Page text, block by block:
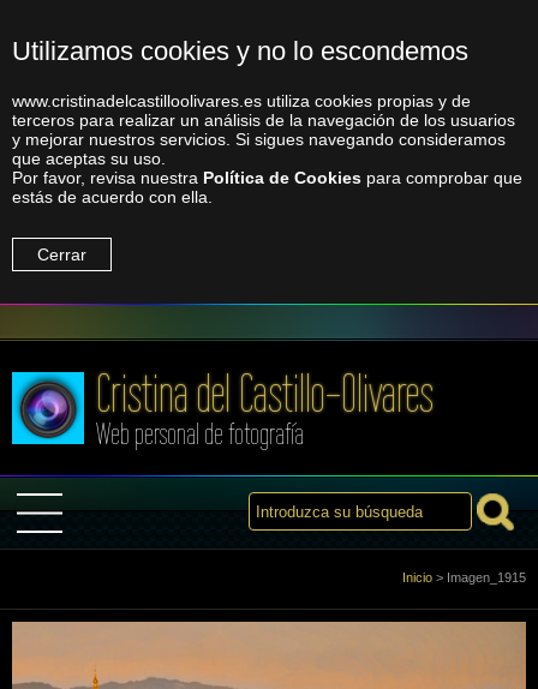
Utilizamos cookies y no lo escondemos
www.cristinadelcastilloolivares.es utiliza cookies propias y de
terceros para realizar un análisis de la navegación de los usuarios
y mejorar nuestros servicios. Si sigues navegando consideramos
que aceptas su uso.
Por favor, revisa nuestra Política de Cookies para comprobar que
estás de acuerdo con ella.
Cerrar
Cristina del Castillo-Olivares
Web personal de fotografía
Inicio > Imagen_1915